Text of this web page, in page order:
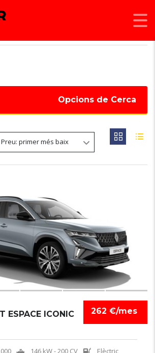
Opcions de Cerca
Preu: primer més baix
262 €/mes
ESPACE ICONIC
146 kW - 200 CV Elèctric